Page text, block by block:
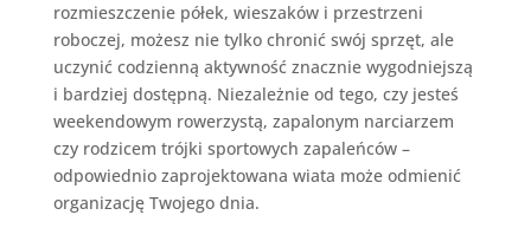
rozmieszczenie półek, wieszaków i przestrzeni
roboczej, możesz nie tylko chronić swój sprzęt, ale
uczynić codzienną aktywność znacznie wygodniejszą
i bardziej dostępną. Niezależnie od tego, czy jesteś
weekendowym rowerzystą, zapalonym narciarzem
czy rodzicem trójki sportowych zapaleńców –
odpowiednio zaprojektowana wiata może odmienić
organizację Twojego dnia.